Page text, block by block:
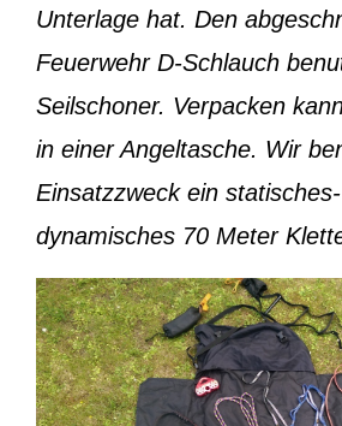
Unterlage hat. Den
Feuerwehr D-Schlauch
Seilschoner. Verpacken
in einer Angeltasche. Wir
Einsatzzweck ein
dynamisches 70 Meter